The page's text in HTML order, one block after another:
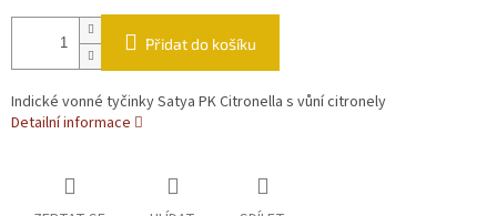
Přidat do košíku
Indické vonné tyčinky Satya PK Citronella s vůní citronely
Detailní informace